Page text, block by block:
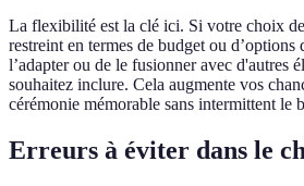
La flexibilité est la clé ici. Si votre choix
restreint en termes de budget ou d’options
l’adapter ou de le fusionner avec d'autres
souhaitez inclure. Cela augmente vos
cérémonie mémorable sans intermittent le
Erreurs à éviter dans le